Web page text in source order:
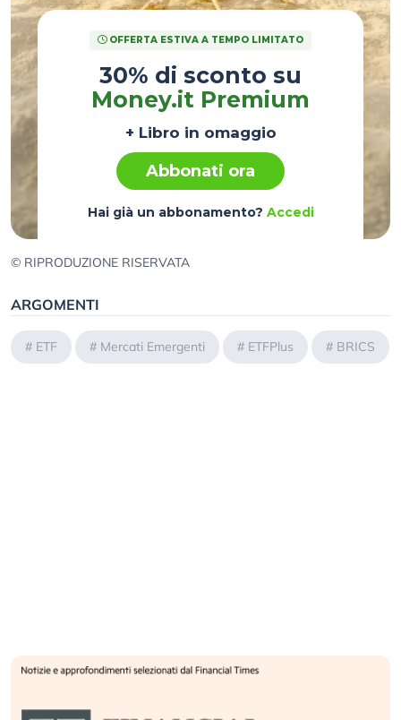
OFFERTA ESTIVA A TEMPO LIMITATO
30% di sconto su
Money.it Premium
+ Libro in omaggio
Abbonati ora
Hai già un abbonamento? Accedi
© RIPRODUZIONE RISERVATA
ARGOMENTI
# ETF # Mercati Emergenti # ETFPlus # BRICS